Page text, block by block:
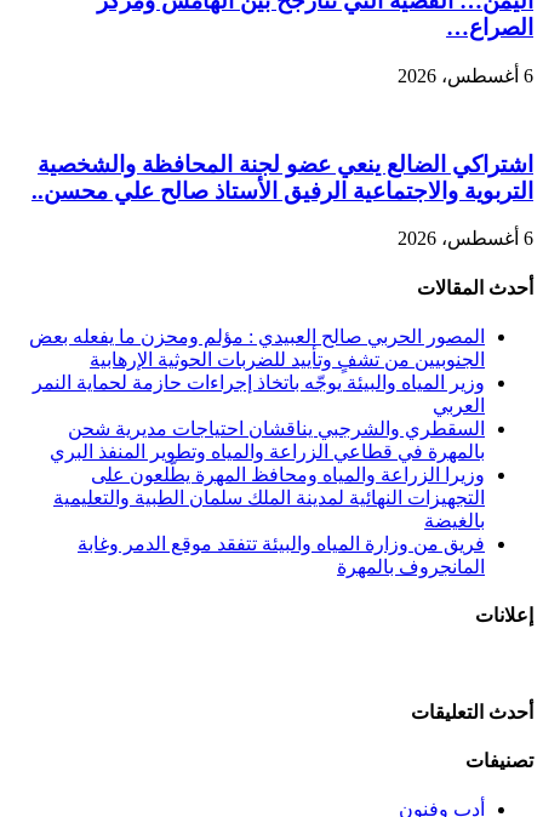
الصراع…
6 أغسطس، 2026
اشتراكي الضالع ينعي عضو لجنة المحافظة والشخصية
التربوية والاجتماعية الرفيق الأستاذ صالح علي محسن..
6 أغسطس، 2026
أحدث المقالات
المصور الحربي صالح العبيدي : مؤلم ومحزن ما يفعله بعض
الجنوبيين من تشفٍ وتأييد للضربات الحوثية الإرهابية
وزير المياه والبيئة يوجّه باتخاذ إجراءات حازمة لحماية النمر
العربي
السقطري والشرجبي يناقشان احتياجات مديرية شحن
بالمهرة في قطاعي الزراعة والمياه وتطوير المنفذ البري
وزيرا الزراعة والمياه ومحافظ المهرة يطّلعون على
التجهيزات النهائية لمدينة الملك سلمان الطبية والتعليمية
بالغيضة
فريق من وزارة المياه والبيئة تتفقد موقع الدمر وغابة
المانجروف بالمهرة
إعلانات
أحدث التعليقات
تصنيفات
أدب وفنون